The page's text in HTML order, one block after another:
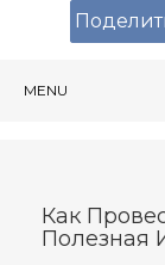
MENU
Как
Полезная